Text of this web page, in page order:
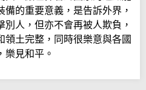
的重要意義，是告訴外界，
人，但亦不會再被人欺負，
領土完整，同時很樂意與各國
樂見和平。